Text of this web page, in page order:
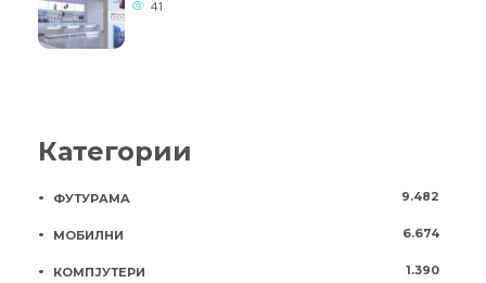
41
Категории
ФУТУРАМА 9.482
МОБИЛНИ 6.674
КОМПЈУТЕРИ 1.390